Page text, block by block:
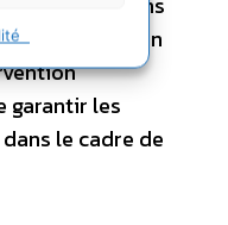
passer par un
garantir les
le cadre de